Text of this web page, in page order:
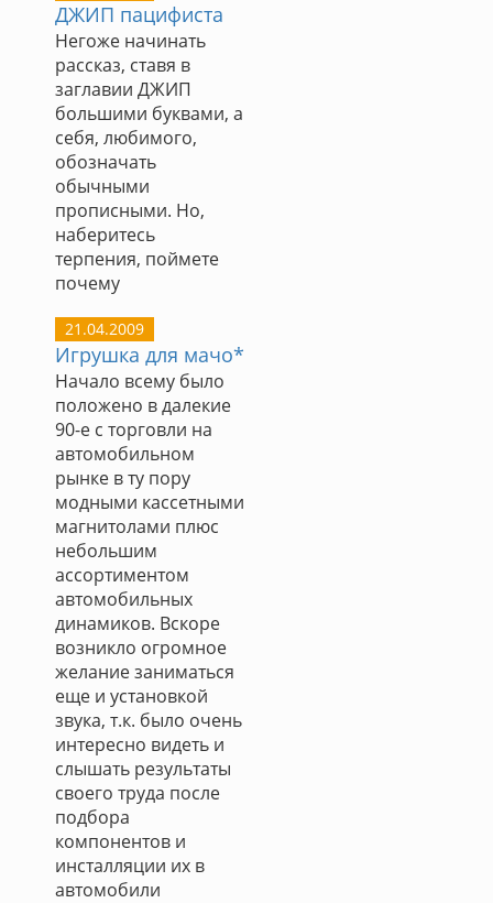
ДЖИП пацифиста
Негоже начинать
рассказ, ставя в
заглавии ДЖИП
большими буквами, а
себя, любимого,
обозначать
обычными
прописными. Но,
наберитесь
терпения, поймете
почему
21.04.2009
Игрушка для мачо*
Начало всему было
положено в далекие
90-е с торговли на
автомобильном
рынке в ту пору
модными кассетными
магнитолами плюс
небольшим
ассортиментом
автомобильных
динамиков. Вскоре
возникло огромное
желание заниматься
еще и установкой
звука, т.к. было очень
интересно видеть и
слышать результаты
своего труда после
подбора
компонентов и
инсталляции их в
автомобили